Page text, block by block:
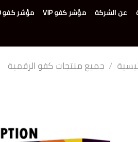
عن الشركة مؤشر كفو VIP مؤشر كفو RSI PRO
/ جميع منتجات كفو الرقمية